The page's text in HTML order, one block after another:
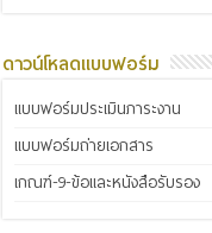
ดาวน์โหลดแบบฟอร์ม
แบบฟอร์มประเมินภาระงาน
แบบฟอร์มถ่ายเอกสาร
เกณฑ์-9-ข้อและหนังสือรับรอง